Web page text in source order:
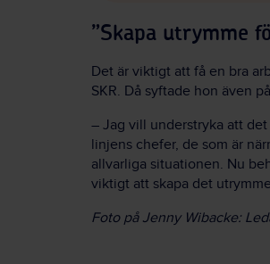
”Skapa utrymme
Det är viktigt att få en bra
SKR. Då syftade hon även
– Jag vill understryka att
linjens chefer, de som är
allvarliga situationen. Nu
viktigt att skapa det
Foto på Jenny Wibacke: